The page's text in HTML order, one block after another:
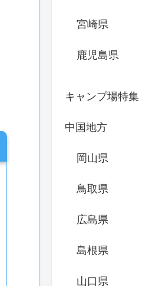
宮崎県
鹿児島県
キャンプ場特集
中国地方
岡山県
鳥取県
広島県
島根県
山口県